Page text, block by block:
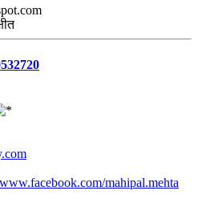
mahipal.mehta